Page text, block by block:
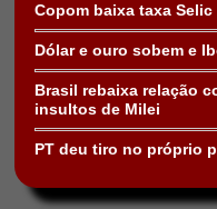
Copom baixa taxa Selic
Dólar e ouro sobem e
Brasil rebaixa relação
insultos de Milei
PT deu tiro no próprio